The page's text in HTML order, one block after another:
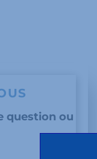
question ou